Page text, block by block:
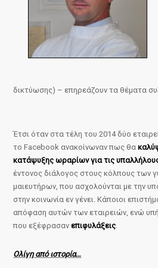
δικτύωσης) – επηρεάζουν τα θέματα
Έτσι όταν στα τέλη του 2014 δύο
το Facebook ανακοίνωναν πως θα
κατάψυξης ωραρίων για τις
έντονος διάλογος στους κόλπους των
μαιευτήρων, που ασχολούνται με την
στην κοινωνία εν γένει. Κάποιοι
απόφαση αυτών των εταιρειών, ενώ
που εξέφρασανεπιφυλάξεις.
Ολίγη από ιστορία…